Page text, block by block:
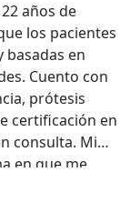
años de
los pacientes
basadas en
Cuento con
prótesis
certificación en
consulta. Mi
en que me
ciencia,
integral,